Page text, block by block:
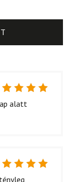
/ 5
alatt